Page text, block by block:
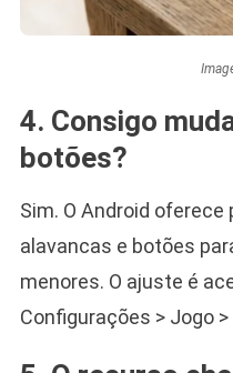
4. Consigo
botões?
Sim. O Android
alavancas e botões
menores. O ajuste é
Configurações > Jogo